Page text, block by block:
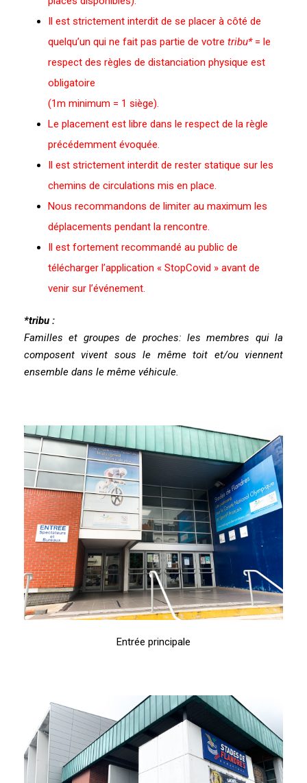
Il est strictement interdit de se placer à côté de
quelqu’un qui ne fait pas partie de votre tribu*= le
respect des règles de distanciation physique est
obligatoire
(1m minimum = 1 siège).
Le placement est libre dans le respect de la règle
précédemment évoquée.
Il est strictement interdit de rester statique sur les
chemins de circulations mis en place.
Nous recommandons de limiter au maximum les
déplacements pendant la rencontre.
Il est fortement recommandé au public de
télécharger l’application « StopCovid » avant de
venir sur l’événement.
*tribu :
Familles et groupesde proches: les membres qui la
composent vivent sous le même toit et/ou viennent
ensemble dans le même véhicule.
Entrée principale